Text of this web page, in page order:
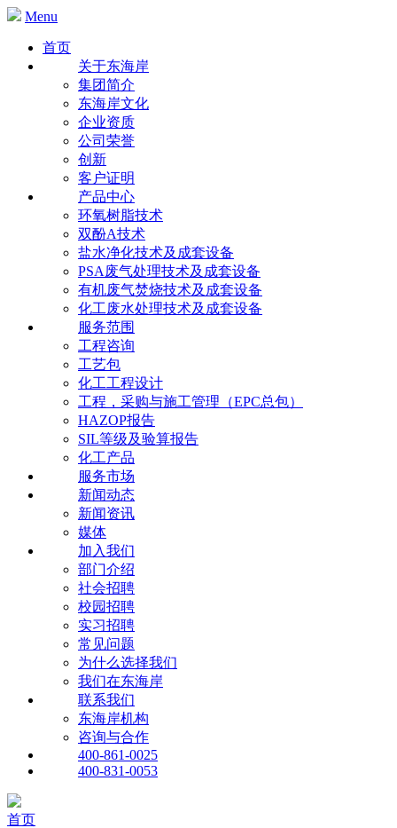
Menu
首页
关于东海岸
集团简介
东海岸文化
企业资质
公司荣誉
创新
客户证明
产品中心
环氧树脂技术
双酚A技术
盐水净化技术及成套设备
PSA废气处理技术及成套设备
有机废气焚烧技术及成套设备
化工废水处理技术及成套设备
服务范围
工程咨询
工艺包
化工工程设计
工程，采购与施工管理（EPC总包）
HAZOP报告
SIL等级及验算报告
化工产品
服务市场
新闻动态
新闻资讯
媒体
加入我们
部门介绍
社会招聘
校园招聘
实习招聘
常见问题
为什么选择我们
我们在东海岸
联系我们
东海岸机构
咨询与合作
400-861-0025
400-831-0053
首页